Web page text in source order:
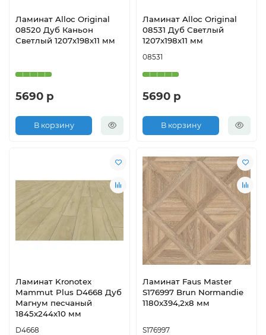
Ламинат Alloc Original
08520 Дуб Каньон
Светлый 1207х198х11 мм
5690 р
В корзину
Ламинат Alloc Original
08531 Дуб Светлый
1207х198х11 мм
08531
5690 р
В корзину
Ламинат Kronotex
Mammut Plus D4668 Дуб
Магнум песчаный
1845х244х10 мм
D4668
Ламинат Faus Master
S176997 Brun Normandie
1180х394,2х8 мм
S176997